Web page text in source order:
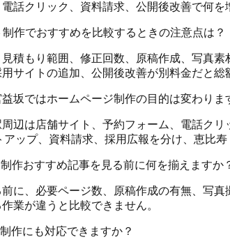
話クリック、資料請求、公開後改善で何を
作でおすすめを比較するときの注意点は？
積もり範囲、修正回数、原稿作成、写真
サイトの追加、公開後改善が別料金だと総
坂ではホームページ制作の目的は変わりま
辺は店舗サイト、予約フォーム、電話ク
ップ、資料請求、採用広報を分け、恵比
作おすすめ記事を見る前に何を揃えますか
に、必要ページ数、原稿作成の有無、写
業が違うと比較できません。
作にも対応できますか？